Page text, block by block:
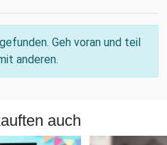
Geh voran und teil
anderen.
auch